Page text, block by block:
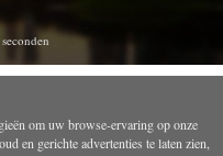
om uw browse-ervaring op onze
en gerichte advertenties te laten zien,